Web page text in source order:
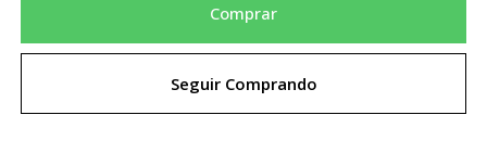
Comprar
Seguir Comprando